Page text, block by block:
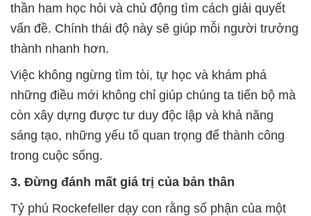
thần ham học hỏi và chủ động tìm cách giải quyết
vấn đề. Chính thái độ này sẽ giúp mỗi người trưởng
thành nhanh hơn.
Việc không ngừng tìm tòi, tự học và khám phá
những điều mới không chỉ giúp chúng ta tiến bộ mà
còn xây dựng được tư duy độc lập và khả năng
sáng tạo, những yếu tố quan trọng để thành công
trong cuộc sống.
3. Đừng đánh mất giá trị của bản thân
Tỷ phú Rockefeller dạy con rằng số phận của một